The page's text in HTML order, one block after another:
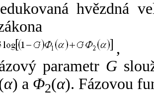
hvězdná
,
parametr G
α) a Φ2(α). Fázovou